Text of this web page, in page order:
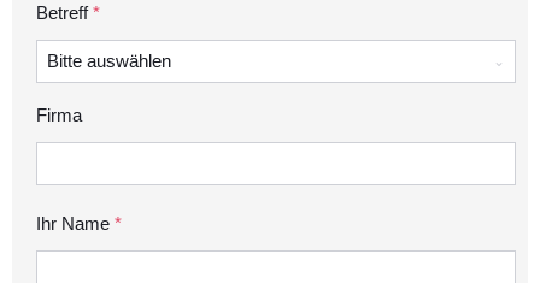
Betreff*
Bitte auswählen
Firma
Ihr Name *